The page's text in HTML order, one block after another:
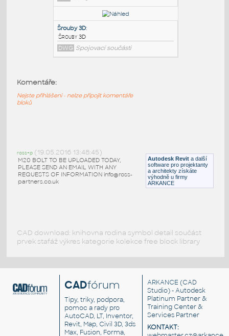
3D_Revit_Tree:
Listnatý strom, 3D model pro Revit
RFA Rostliny, stromy
RVT Stěny
DWG Spojovací součástiAutodesk Revit a další
software pro projektanty
a architekty získáte
výhodně u firmy
ARKANCE
Komentáře:
Nejste přihlášeni - nelze připojit komentáře
bloků
ross+p (19.05.2016 13:48:45)
M20 BOLT TO BE UPLOADED TODAY,
PLEASE SEND AN EMAIL WITH ANY
REQUESTS OF INFORMATION info@ross-
partners.co.uk
CAD download: knihovna rodina symbol detail součást
prvek stafáž výkres kategorie kolekce free block library
CADfórum
Tipy, triky, podpora,
pomoc a rady pro
AutoCAD, LT, Inventor,
Revit, Map, Civil 3D, 3ds
Max, Fusion, Forma,
ARKANCE (CAD
Studio) - Autodesk
Platinum Partner &
Training Center &
Services Partner
KONTAKT: